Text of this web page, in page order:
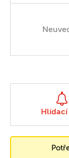
Hlídací